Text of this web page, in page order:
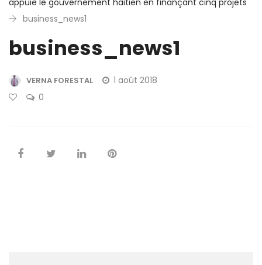
appuie le gouvernement haïtien en finançant cinq projets
business_news1
business_news1
VERNA FORESTAL
1 août 2018
0